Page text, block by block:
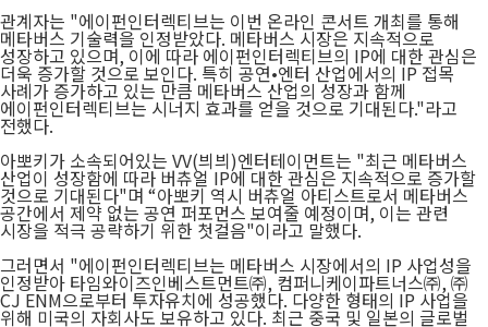
관계자는 "에이펀인터렉티브는 이번 온라인 콘서트 개최를 통해
메타버스 기술력을 인정받았다. 메타버스 시장은 지속적으로
성장하고 있으며, 이에 따라 에이펀인터렉티브의 IP에 대한 관심은
더욱 증가할 것으로 보인다. 특히 공연•엔터 산업에서의 IP 접목
사례가 증가하고 있는 만큼 메타버스 산업의 성장과 함께
에이펀인터렉티브는 시너지 효과를 얻을 것으로 기대된다."라고
전했다.
아뽀키가 소속되어있는 VV(븨븨)엔터테이먼트는 "최근 메타버스
산업이 성장함에 따라 버츄얼 IP에 대한 관심은 지속적으로 증가할
것으로 기대된다"며 “아뽀키 역시 버츄얼 아티스트로서 메타버스
공간에서 제약 없는 공연 퍼포먼스 보여줄 예정이며, 이는 관련
시장을 적극 공략하기 위한 첫걸음"이라고 말했다.
그러면서 "에이펀인터렉티브는 메타버스 시장에서의 IP 사업성을
인정받아 타임와이즈인베스트먼트㈜, 컴퍼니케이파트너스㈜, ㈜
CJ ENM으로부터 투자유치에 성공했다. 다양한 형태의 IP 사업을
위해 미국의 자회사도 보유하고 있다. 최근 중국 및 일본의 글로벌